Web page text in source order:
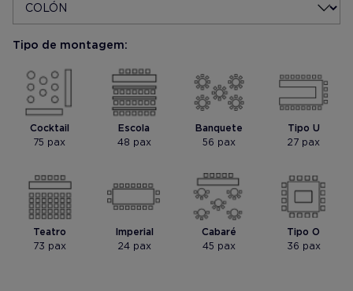
Mostrar foto Mostrar foto
Tipo de montagem:
Cocktail
75 pax
Teatro
73 pax
Escola
48 pax
Imperial
24 pax
Banquete
56 pax
Cabaré
45 pax
Tipo U
27 pax
Tipo O
36 pax